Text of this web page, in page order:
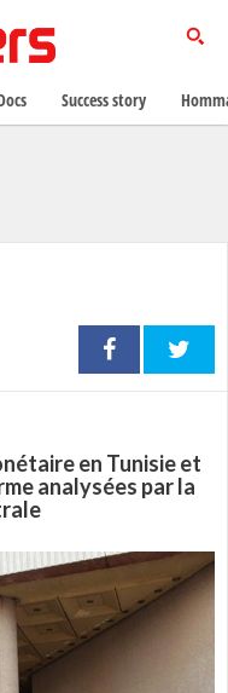
en Tunisie et
analysées par la
Success story